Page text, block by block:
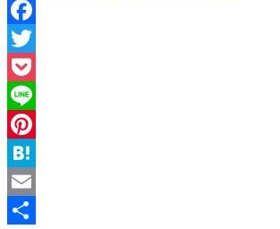
Facebook
Twitter
Pocket
Line
Pinterest
Hatena
Email